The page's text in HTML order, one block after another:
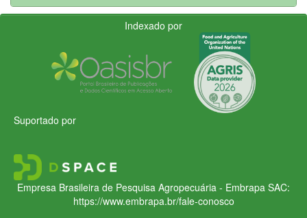
Indexado por
Suportado por
Empresa Brasileira de Pesquisa Agropecuária - Embrapa SAC:
https://www.embrapa.br/fale-conosco